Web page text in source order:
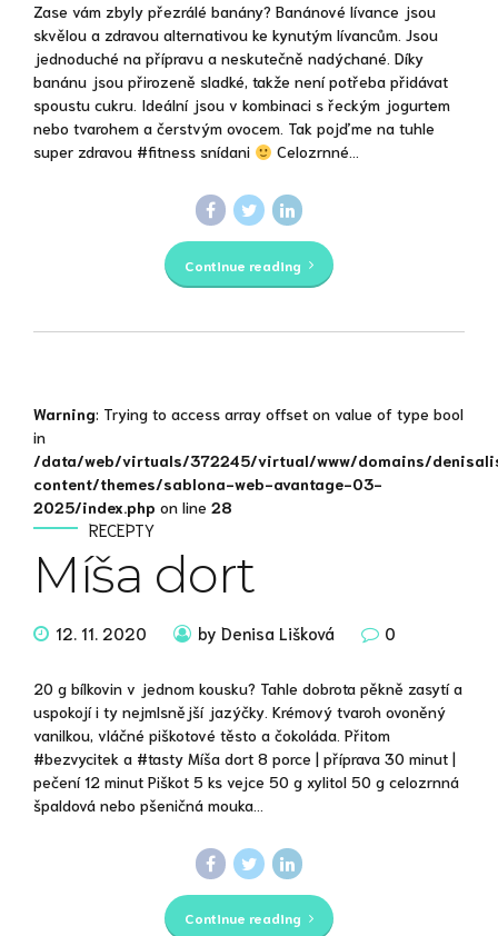
Zase vám zbyly přezrálé banány? Banánové lívance jsou
skvělou a zdravou alternativou ke kynutým lívancům. Jsou
jednoduché na přípravu a neskutečně nadýchané. Díky
banánu jsou přirozeně sladké, takže není potřeba přidávat
spoustu cukru. Ideální jsou v kombinaci s řeckým jogurtem
nebo tvarohem a čerstvým ovocem. Tak pojďme na tuhle
super zdravou #fitness snídani
Celozrnné...
Continue reading
Warning: Trying to access array offset on value of type bool
in
/data/web/virtuals/372245/virtual/www/domains/
content/themes/sablona-web-avantage-03-
2025/index.php on line 28
RECEPTY
Míša dort
12. 11. 2020 by Denisa Lišková 0
20 g bílkovin v jednom kousku? Tahle dobrota pěkně zasytí a
uspokojí i ty nejmlsnější jazýčky. Krémový tvaroh ovoněný
vanilkou, vláčné piškotové těsto a čokoláda. Přitom
#bezvycitek a #tasty Míša dort 8 porce | příprava 30 minut |
pečení 12 minut Piškot 5 ks vejce 50 g xylitol 50 g celozrnná
špaldová nebo pšeničná mouka...
Continue reading